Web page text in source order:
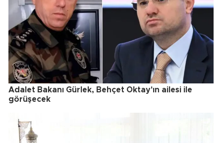
Adalet Bakanı Gürlek, Behçet Oktay'ın ailesi ile
görüşecek